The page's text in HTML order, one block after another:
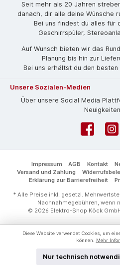
Seit mehr als 20 Jahren
danach, dir alle deine Wünsche
Bei uns findest du alles für
Geschirrspüler,
Auf Wunsch bieten wir das
Planung bis hin zur
Bei uns erhältst du den besten
Unsere Sozialen-Medien
Über unsere Social Media
Facebook
Impressum AGB Kontakt
Versand und Zahlung
Erklärung zur Barrierefreiheit
* Alle Preise inkl. gesetzl.
Nachnahmegebühren, wenn
© 2026 Elektro-Shop Köck
Diese Website verwendet Cookies, um
können.
Mehr
Nur technisch